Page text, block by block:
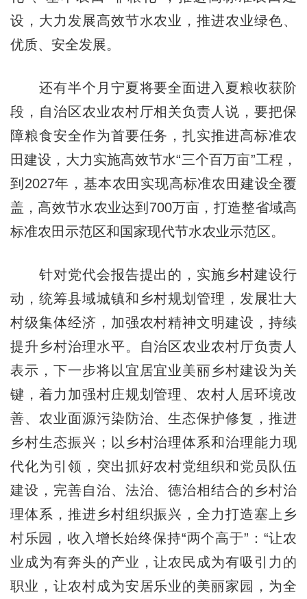
设，大力发展高效节水农业，推进农业绿色、
优质、安全发展。
还有半个月宁夏将要全面进入夏粮收获阶
段，自治区农业农村厅相关负责人说，要把保
障粮食安全作为首要任务，扎实推进高标准农
田建设，大力实施高效节水“三个百万亩”工程，
到2027年，基本农田实现高标准农田建设全覆
盖，高效节水农业达到700万亩，打造整省域高
标准农田示范区和国家现代节水农业示范区。
针对党代会报告提出的，实施乡村建设行
动，统筹县域城镇和乡村规划管理，发展壮大
村级集体经济，加强农村精神文明建设，持续
提升乡村治理水平。自治区农业农村厅负责人
表示，下一步将以宜居宜业美丽乡村建设为关
键，着力加强村庄规划管理、农村人居环境改
善、农业面源污染防治、生态保护修复，推进
乡村生态振兴；以乡村治理体系和治理能力现
代化为引领，突出抓好农村党组织和党员队伍
建设，完善自治、法治、德治相结合的乡村治
理体系，推进乡村组织振兴，全力打造塞上乡
村乐园，收入增长始终保持“两个高于”：“让农
业成为有奔头的产业，让农民成为有吸引力的
职业，让农村成为安居乐业的美丽家园，为全